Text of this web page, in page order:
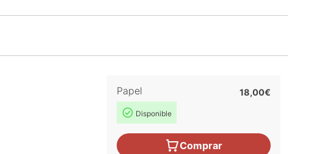
Papel
Disponible
18,00€
Comprar